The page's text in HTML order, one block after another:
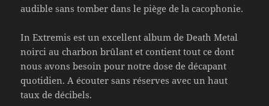
audible sans tomber dans le piège de la cacophonie.
In Extremis est un excellent album de Death Metal
noirci au charbon brûlant et contient tout ce dont
nous avons besoin pour notre dose de décapant
quotidien. A écouter sans réserves avec un haut
taux de décibels.